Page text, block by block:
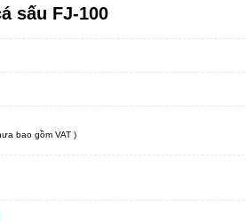
sấu FJ-100
bao gồm VAT )